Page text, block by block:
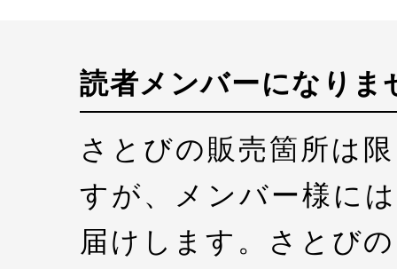
読者メンバーになりま
さとびの販売箇所は
すが、メンバー様に
届けします。さとび